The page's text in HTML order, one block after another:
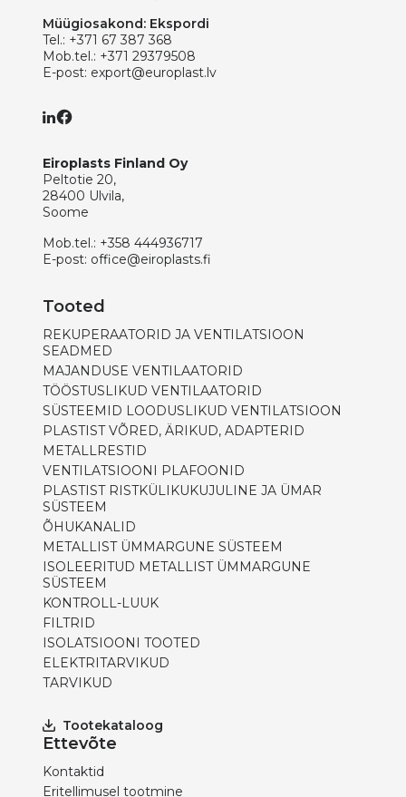
Müügiosakond: Ekspordi
Tel.: +371 67 387 368
Mob.tel.: +371 29379508
E-post: export@europlast.lv
Eiroplasts Finland Oy
Peltotie 20,
28400 Ulvila,
Soome
Mob.tel.: +358 444936717
E-post: office@eiroplasts.fi
Tooted
REKUPERAATORID JA VENTILATSIOON
SEADMED
MAJANDUSE VENTILAATORID
TÖÖSTUSLIKUD VENTILAATORID
SÜSTEEMID LOODUSLIKUD VENTILATSIOON
PLASTIST VÕRED, ÄRIKUD, ADAPTERID
METALLRESTID
VENTILATSIOONI PLAFOONID
PLASTIST RISTKÜLIKUKUJULINE JA ÜMAR
SÜSTEEM
ÕHUKANALID
METALLIST ÜMMARGUNE SÜSTEEM
ISOLEERITUD METALLIST ÜMMARGUNE
SÜSTEEM
KONTROLL-LUUK
FILTRID
ISOLATSIOONI TOOTED
ELEKTRITARVIKUD
TARVIKUD
Tootekataloog
Ettevõte
Kontaktid
Eritellimusel tootmine